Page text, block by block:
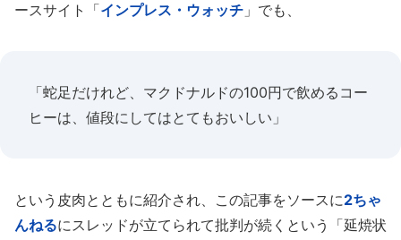
ースサイト「インプレス・ウォッチ 」でも、
「蛇足だけれど、マクドナルドの100円で飲めるコー
ヒーは、値段にしてはとてもおいしい」
という皮肉とともに紹介され、この記事をソースに2ちゃ
んねるにスレッドが立てられて批判が続くという「延焼状